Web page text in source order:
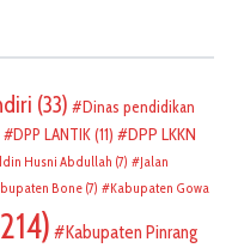
(33)
Dinas pendidikan
DPP LANTIK(11)
DPP LKKN
Husni Abdullah (7)
Jalan
Bone (7) Kabupaten Gowa
Kabupaten Pinrang